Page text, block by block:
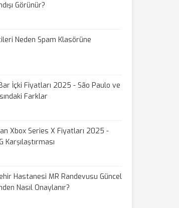
Görünür?
Neden Spam Klasörüne
İçki Fiyatları 2025 - São Paulo ve
Farklar
Xbox Series X Fiyatları 2025 -
Karşılaştırması
Hastanesi MR Randevusu Güncel
Nasıl Onaylanır?